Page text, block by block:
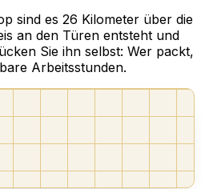
sind es 26 Kilometer über die
an den Türen entsteht und
Sie ihn selbst: Wer packt,
Arbeitsstunden.